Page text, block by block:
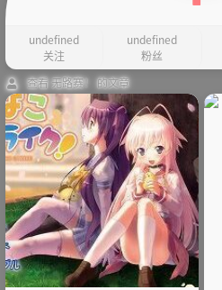
undefined
关注
undefined
粉丝
查看 无路赛！ 的文章